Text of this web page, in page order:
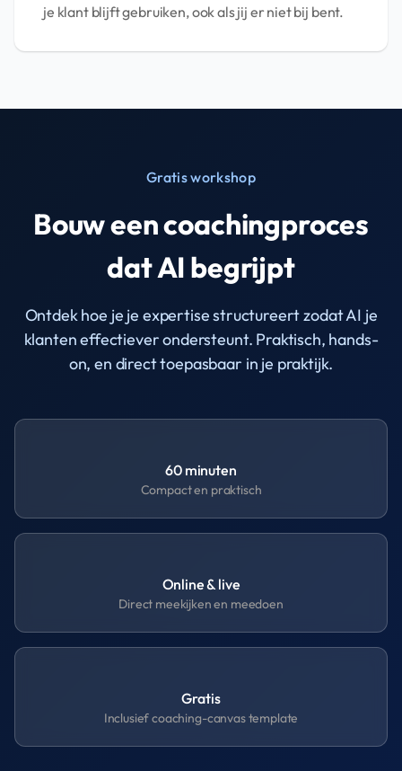
je klant blijft gebruiken, ook als jij er niet bij bent.
Gratis workshop
Bouw een coachingproces
dat AI begrijpt
Ontdek hoe je je expertise structureert zodat AI je
klanten effectiever ondersteunt. Praktisch, hands-
on, en direct toepasbaar in je praktijk.
60 minuten
Compact en praktisch
Online & live
Direct meekijken en meedoen
Gratis
Inclusief coaching-canvas template